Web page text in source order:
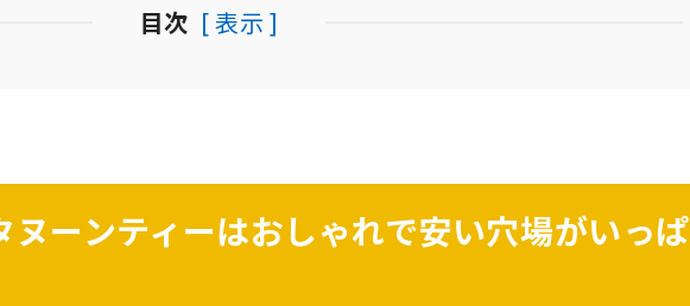
目次 [ 表示 ]
ーンティーはおしゃれで安い穴場がいっぱ